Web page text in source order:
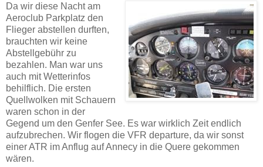
Da wir diese Nacht am
Aeroclub Parkplatz den
Flieger abstellen durften,
brauchten wir keine
Abstellgebühr zu
bezahlen. Man war uns
auch mit Wetterinfos
behilflich. Die ersten
Quellwolken mit Schauern
waren schon in der
Gegend um den Genfer See. Es war wirklich Zeit endlich
aufzubrechen. Wir flogen die VFR departure, da wir sonst
einer ATR im Anflug auf Annecy in die Quere gekommen
wären.